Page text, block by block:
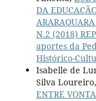
DA
ARARAQUARA
N.2 (2018)
aportes da
Histórico-
Isabelle de
Silva Loureiro,
ENTRE